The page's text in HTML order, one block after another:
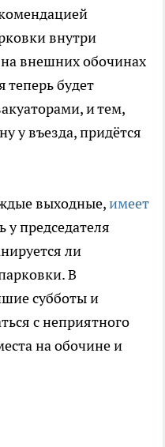
внутри
внешних обочинах
теперь будет
и тем,
у въезда, придётся
выходные,имеет
у председателя
ли
В
субботы и
с неприятного
на обочине и